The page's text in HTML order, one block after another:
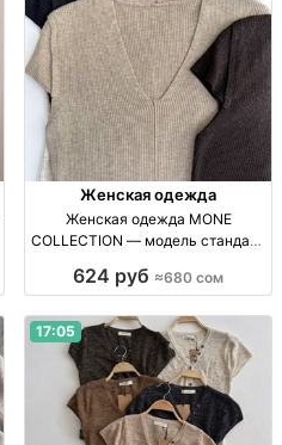
Женская одежда
Женская одежда MONE
COLLECTION — модель стандарт
одежда, р-р стандарт, 6 нюд.
624 руб ≈680 сом
17:05